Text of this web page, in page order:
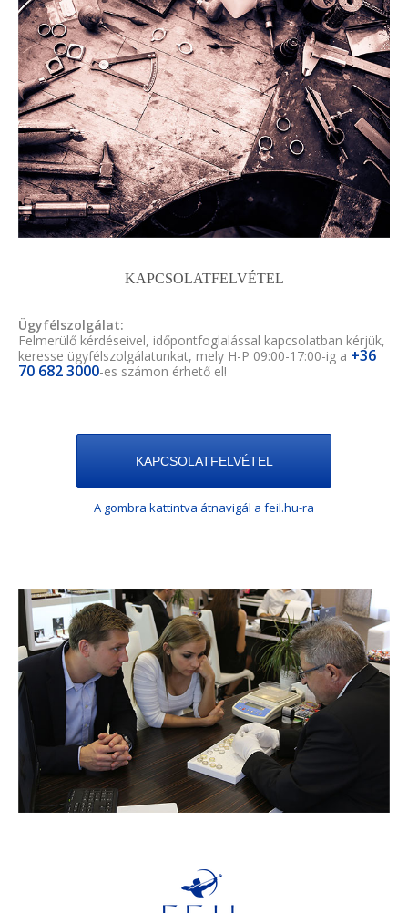
KAPCSOLATFELVÉTEL
Ügyfélszolgálat:
Felmerülő kérdéseivel, időpontfoglalással kapcsolatban kérjük,
keresse ügyfélszolgálatunkat, mely H-P 09:00-17:00-ig a +36
70 682 3000-es számon érhető el!
KAPCSOLATFELVÉTEL
A gombra kattintva átnavigál a feil.hu-ra